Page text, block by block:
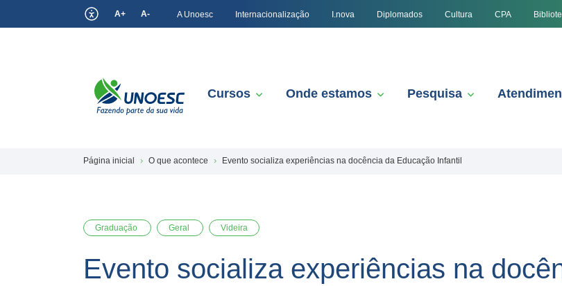
A+ A- A Unoesc Internacionalização I.nova Diplomados Cultura CPA
Cursos Onde estamos Pesquisa
Página inicial O que acontece Evento socializa experiências na docência da Educação Infantil
Graduação Geral Videira
Evento socializa experiências na